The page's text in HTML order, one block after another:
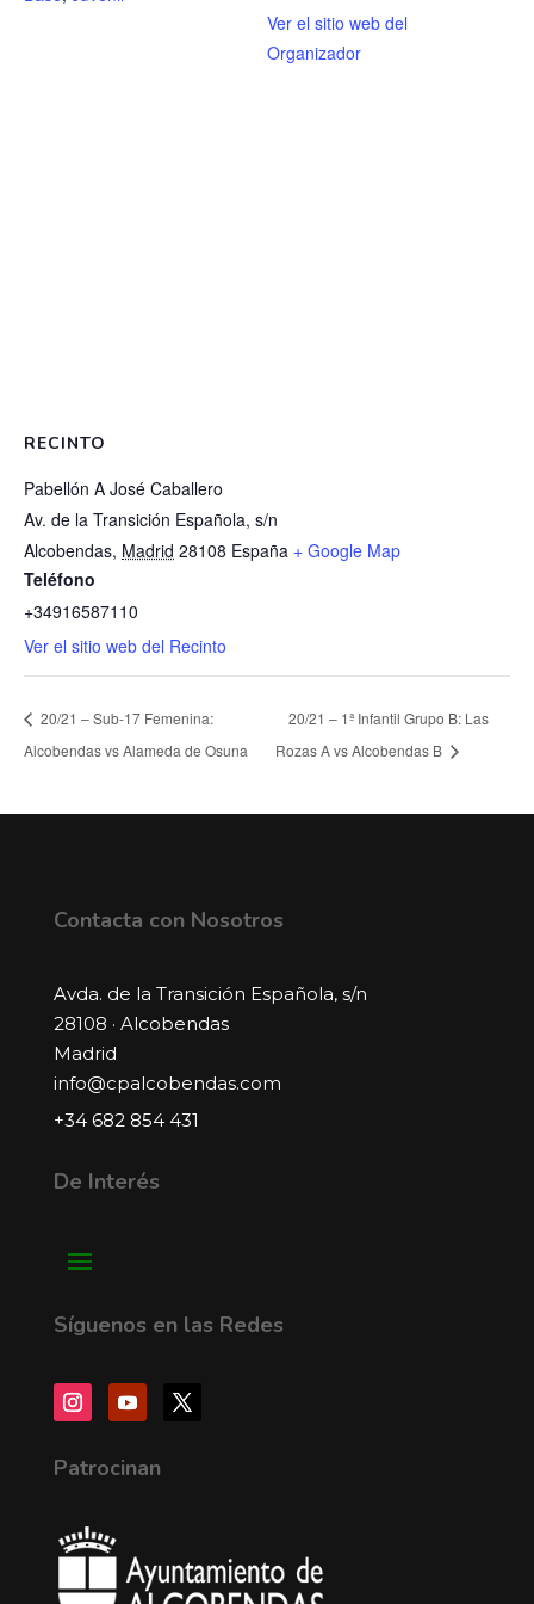
Ver el sitio web del
Organizador
RECINTO
Pabellón A José Caballero
Av. de la Transición Española, s/n
Alcobendas, Madrid 28108 España + Google Map
Teléfono
+34916587110
Ver el sitio web del Recinto
20/21 – Sub-17 Femenina:
Alcobendas vs Alameda de Osuna
20/21 – 1ª Infantil Grupo B: Las
Rozas A vs Alcobendas B
Contacta con Nosotros
Avda. de la Transición Española, s/n
28108 · Alcobendas
Madrid
info@cpalcobendas.com
+34 682 854 431
De Interés
Síguenos en las Redes
Patrocinan